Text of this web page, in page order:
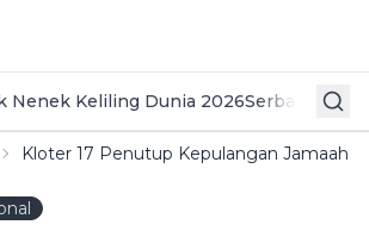
Nenek Keliling Dunia 2026Serba Serbi
Kloter 17 Penutup Kepulangan Jamaah